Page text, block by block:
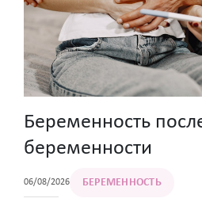
Беременность
беременности
06/08/2026 БЕРЕМЕННОСТЬ